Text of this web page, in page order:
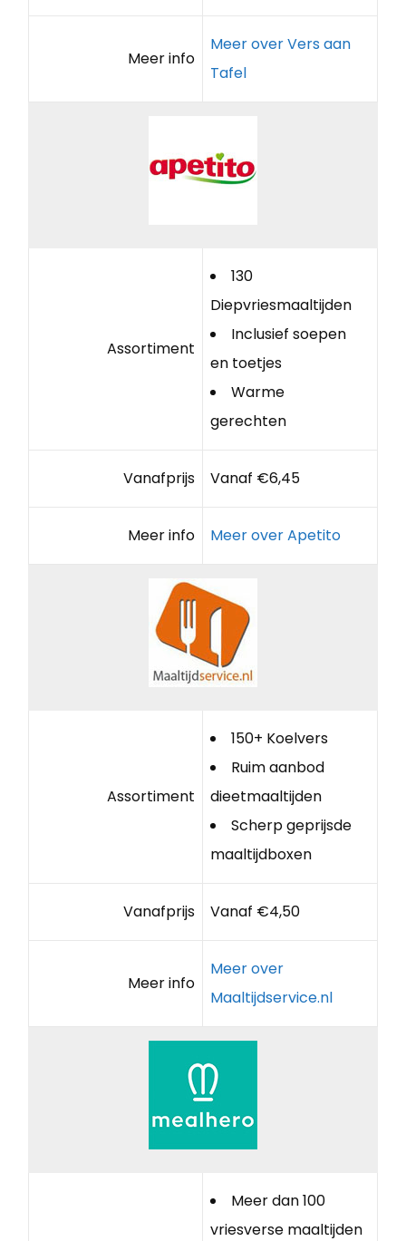
Meer info
Meer over Vers aan
Tafel
Assortiment
130
Diepvriesmaaltijden
Inclusief soepen
en toetjes
Warme
gerechten
Vanafprijs Vanaf €6,45
Meer info Meer over Apetito
Assortiment
150+ Koelvers
Ruim aanbod
dieetmaaltijden
Scherp geprijsde
maaltijdboxen
Vanafprijs Vanaf €4,50
Meer info
Meer over
Maaltijdservice.nl
Meer dan 100
vriesverse maaltijden